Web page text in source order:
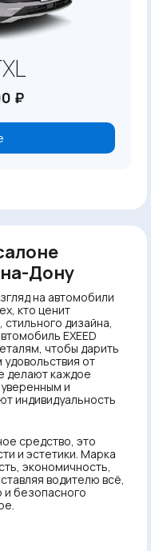
₽
Дону
на автомобили
кто ценит
дизайна,
EXEED
чтобы дарить
от
делают каждое
и
индивидуальность
средство, это
и эстетики. Марка
экономичность,
водителю всё,
безопасного